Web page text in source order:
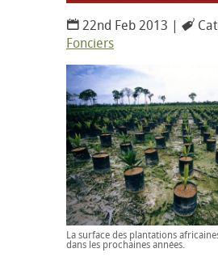
22nd Feb 2013 |
Fonciers
La surface des plantations
dans les prochaines années.